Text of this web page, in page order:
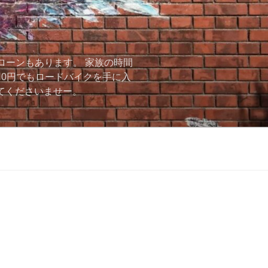
ーンもあります。 家族の時間
円でもロードバイクを手に入
くださいませー。